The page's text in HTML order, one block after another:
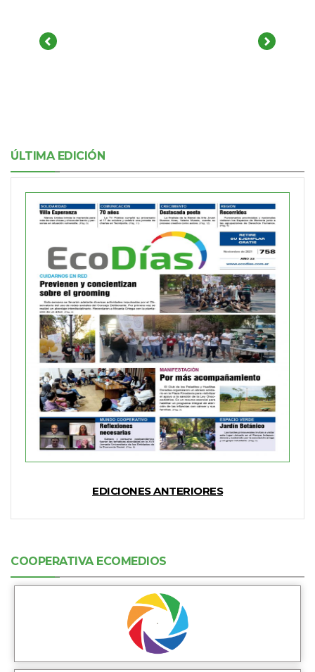
ÚLTIMA EDICIÓN
EDICIONES ANTERIORES
COOPERATIVA ECOMEDIOS